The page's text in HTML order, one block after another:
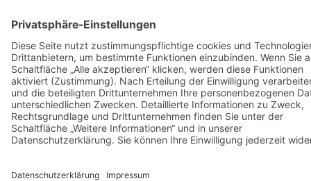
Kontakt
Impressum
Diese Website ist mit viel ❤ von werbekueche.com
erstellt